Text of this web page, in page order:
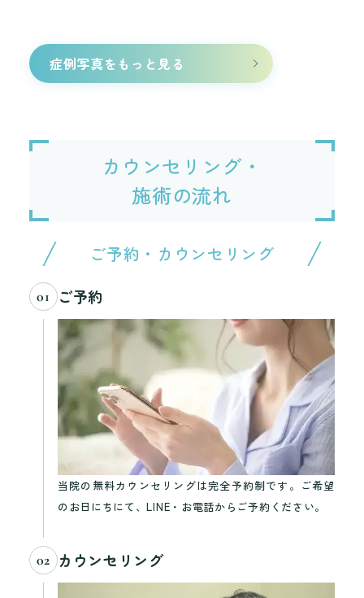
症例写真をもっと見る
カウンセリング・
施術の流れ
ご予約・カウンセリング
01 ご予約
当院の無料カウンセリングは完全予約制です。ご希望
のお日にちにて、LINE・お電話からご予約ください。
02 カウンセリング